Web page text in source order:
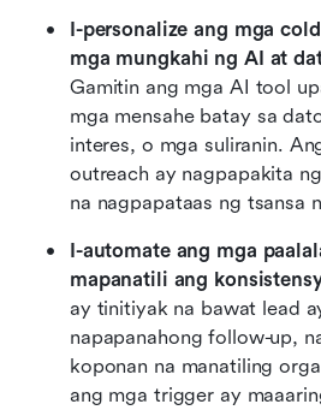
I-personalize ang mga
Gamitin ang mga AI tool
mga mensahe batay sa
interes, o mga suliranin.
outreach ay nagpapakita
na nagpapataas ng tsansa
I-automate ang mga
mapanatili ang
ay tinitiyak na bawat lead
napapanahong follow-up,
koponan na manatiling
ang mga trigger ay